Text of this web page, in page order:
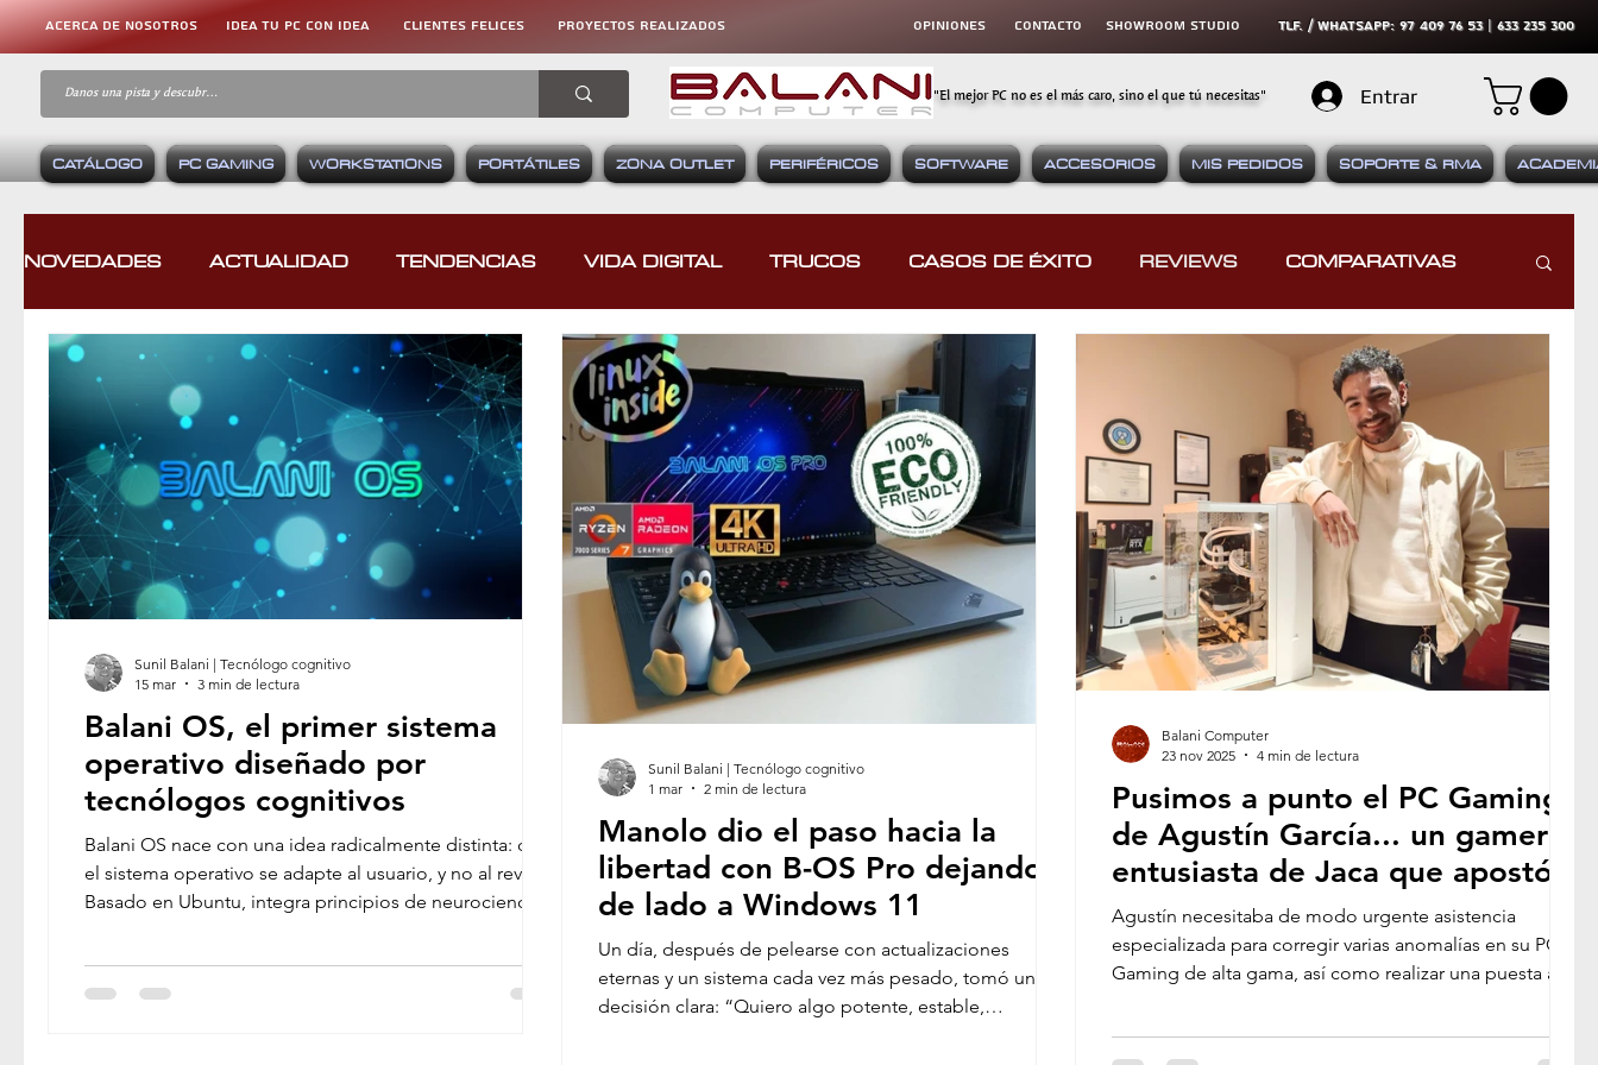
ACERCA DE NOSOTROS IDEA TU PC CON IDEA CLIENTES FELICES proyectos realizados OPINIONES CONtacto SHOWROOM STUDIO tLF. / WHATSAPP: 97 409 76 53 | 633 235 300
"El mejor PC no es el más caro, sino el que tú necesitas" Entrar
CATÁLOGO PC GAMING WORKSTATIONS PORTÁTILES ZONA OUTLET PERIFÉRICOS SOFTWARE ACCESORIOS MIS PEDIDOS SOPORTE & RMA
NOVEDADES ACTUALIDAD TENDENCIAS VIDA DIGITAL TRUCOS CASOS DE ÉXITO REVIEWS COMPARATIVAS
HARDWARE SOFTWARE CONSOLAS EQUIPOS GAMING VIDEOJUEGOS DISPOSITIVOS MÓVILES
APLICACIONES MÓVILES RETROINFORMÁTICA ALFABETIZACIÓN DIGITAL GUÍAS DIDÁCTICAS CURSOS & TUTORIALES
LIBROS & MANUALES PODCASTING SUSCRIPCIONES EVENTOS MUNDO ACADÉMICO EMPRENDIMIENTO DIGITAL
DESARROLLO WEB MARKETING DIGITAL COMERCIO ELECTRÓNICO
TECNOLOGÍA SOSTENIBLE
Balani OS, el primer sistema
operativo diseñado por
tecnólogos cognitivos
Balani OS nace con una idea radicalmente distinta: que
el sistema operativo se adapte al usuario, y no al revés.
Basado en Ubuntu, integra principios de neurociencia
más humana, intuitiva y eficiente.
Sunil Balani | Tecnólogo cognitivo
15 mar
3 min de lectura
Manolo dio el paso hacia la
libertad con B-OS Pro dejando
de lado a Windows 11
Un día, después de pelearse con actualizaciones
eternas y un sistema cada vez más pesado, tomó una
decisión clara: “Quiero algo potente, estable,
Sunil Balani | Tecnólogo cognitivo
1 mar
2 min de lectura
Pusimos a punto el PC Gaming
de Agustín García... un gamer
entusiasta de Jaca que apostó
por una RTX 5080
Agustín necesitaba de modo urgente asistencia
especializada para corregir varias anomalías en su PC
Gaming de alta gama, así como realizar una puesta a
Corsair. Hoy compartimos la experiencia de Agustín, un
Balani Computer
23 nov 2025
4 min de lectura